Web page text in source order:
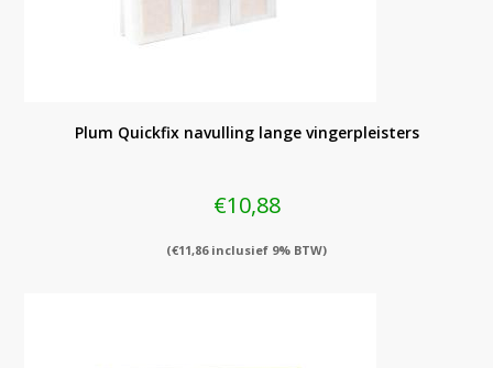
Plum Quickfix navulling lange vingerpleisters
€10,88
(€11,86inclusief 9% BTW)